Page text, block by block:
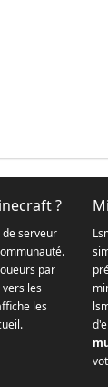
?
serveur
par
les
les